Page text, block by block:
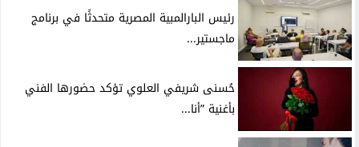
رئيس البارالمبية المصرية متحدثًا في برنامج
ماجستير...
حُسنى شريفي العلوي تؤكد حضورها الفني
بأغنية ”أنا...